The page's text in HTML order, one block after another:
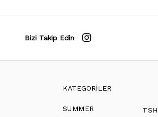
Bizi Takip Edin
KATEGORİLER
SUMMER